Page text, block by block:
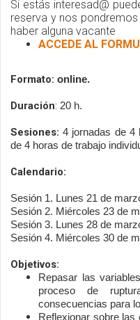
Si estás interesad@
reserva y nos
haber alguna vacante
ACCEDE AL
Formato: online.
Duración: 20 h.
Sesiones: 4 jornadas de 4
de 4 horas de trabajo
Calendario:
Sesión 1. Lunes 21 de
Sesión 2. Miércoles 23 de
Sesión 3. Lunes 28 de
Sesión 4. Miércoles 30 de
Objetivos:
Repasar las
proceso de
consecuencias para
Reflexionar sobre